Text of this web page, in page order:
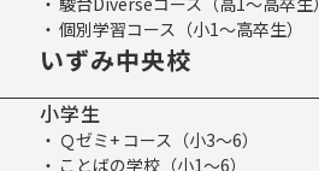
個別学習コース（小1～高卒生）
いずみ中央校
小学生
Ｑゼミ+ コース（小3～6）
ことばの学校（小1～6）